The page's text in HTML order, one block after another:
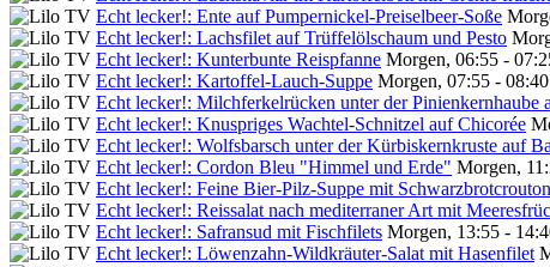
Echt lecker!: Ente auf Pumpernickel-Preiselbeer-Soße
Echt lecker!: Lachsfilet auf Trüffelölschaum und Pesto
Echt lecker!: Kunterbunte Reispfanne Morgen, 06:55 -
Echt lecker!: Kartoffel-Lauch-Suppe Morgen, 07:55 -
Echt lecker!: Milchferkelrücken unter der Pinienkernhaube
Echt lecker!: Knuspriges Wachtel-Schnitzel auf Chicorée
Echt lecker!: Wolfsbarsch unter der Kürbiskernkruste auf
Echt lecker!: Cordon Bleu "Himmel und Erde" Morgen,
Echt lecker!: Feine Bier-Pilz-Suppe mit
Echt lecker!: Reissalat nach mediterraner Art mit
Echt lecker!: Safransud mit Fischfilets Morgen, 13:55 -
Echt lecker!: Löwenzahn-Wildkräuter-Salat mit Hasenfilet